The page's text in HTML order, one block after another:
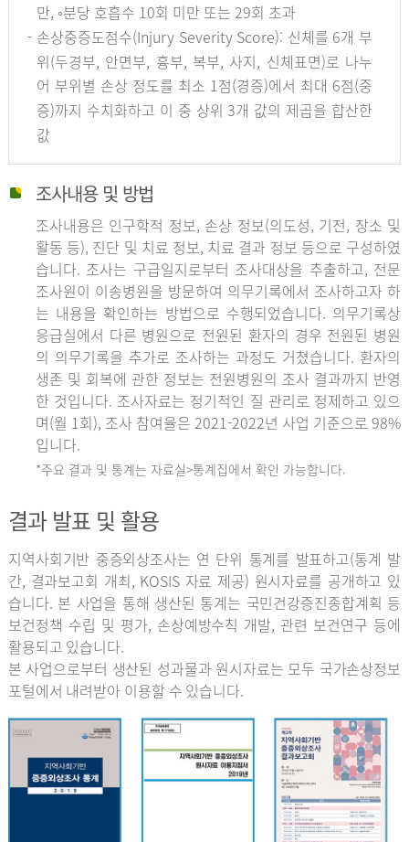
만, ◦분당 호흡수 10회 미만 또는 29회 초과
- 손상중증도점수(Injury Severity Score): 신체를 6개 부
위(두경부, 안면부, 흉부, 복부, 사지, 신체표면)로 나누
어 부위별 손상 정도를 최소 1점(경증)에서 최대 6점(중
증)까지 수치화하고 이 중 상위 3개 값의 제곱을 합산한
값
조사내용 및 방법
조사내용은 인구학적 정보, 손상 정보(의도성, 기전, 장소 및
활동 등), 진단 및 치료 정보, 치료 결과 정보 등으로 구성하였
습니다. 조사는 구급일지로부터 조사대상을 추출하고, 전문
조사원이 이송병원을 방문하여 의무기록에서 조사하고자 하
는 내용을 확인하는 방법으로 수행되었습니다. 의무기록상
응급실에서 다른 병원으로 전원된 환자의 경우 전원된 병원
의 의무기록을 추가로 조사하는 과정도 거쳤습니다. 환자의
생존 및 회복에 관한 정보는 전원병원의 조사 결과까지 반영
한 것입니다. 조사자료는 정기적인 질 관리로 정제하고 있으
며(월 1회), 조사 참여율은 2021-2022년 사업 기준으로 98%
입니다.
*주요 결과 및 통계는 자료실>통계집에서 확인 가능합니다.
결과 발표 및 활용
지역사회기반 중증외상조사는 연 단위 통계를 발표하고(통계 발
간, 결과보고회 개최, KOSIS 자료 제공) 원시자료를 공개하고 있
습니다. 본 사업을 통해 생산된 통계는 국민건강증진종합계획 등
보건정책 수립 및 평가, 손상예방수칙 개발, 관련 보건연구 등에
활용되고 있습니다.
본 사업으로부터 생산된 성과물과 원시자료는 모두 국가손상정보
포털에서 내려받아 이용할 수 있습니다.